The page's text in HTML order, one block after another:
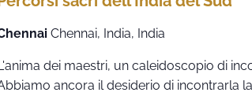
Chennai, India, India
dei maestri, un caleidoscopio di
ancora il desiderio di incontrarla